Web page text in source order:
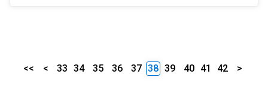
<< < 33 34 35 36 37 38 39 40 41 42 >